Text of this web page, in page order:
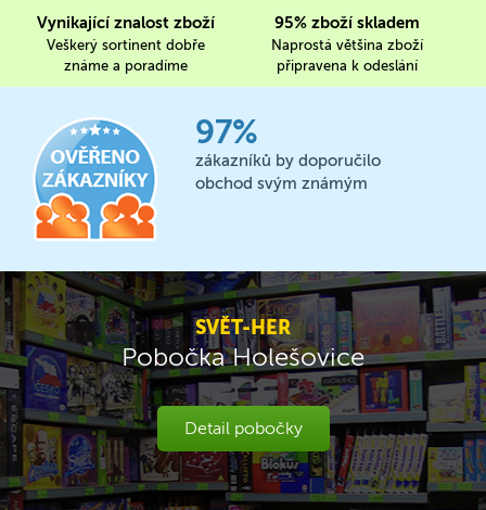
Vynikající znalost zboží
Veškerý sortinent dobře
známe a poradíme
95% zboží skladem
Naprostá většina zboží
připravena k odeslání
97%
zákazníků by doporučilo
obchod svým známým
SVĚT-HER
Pobočka Holešovice
Detail pobočky